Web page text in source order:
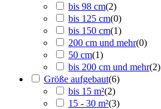
bis 98 cm(2)
bis 125 cm(0)
bis 150 cm(1)
200 cm und mehr(0)
50 cm(1)
bis 200 cm und mehr(2)
Größe aufgebaut(6)
bis 15 m²(2)
15 - 30 m²(3)